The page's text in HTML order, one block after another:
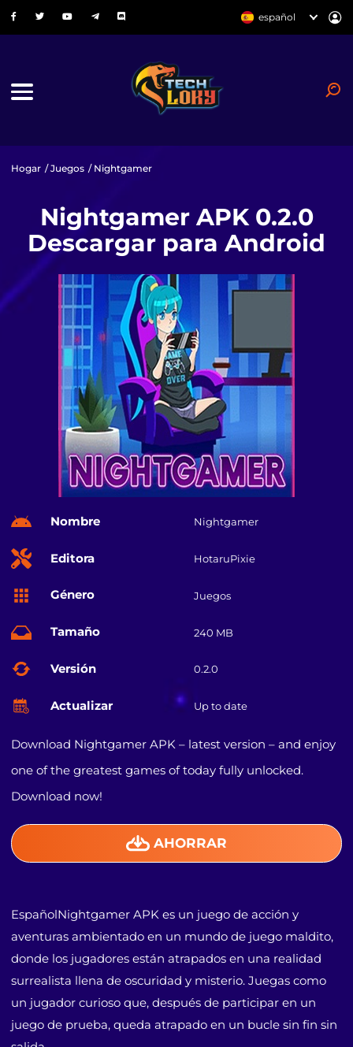
español
Hogar /Juegos / Nightgamer
Nightgamer APK 0.2.0
Descargar para Android
Nombre Nightgamer
Editora HotaruPixie
Género Juegos
Tamaño 240 MB
Versión 0.2.0
Actualizar Up to date
Download Nightgamer APK – latest version – and enjoy
one of the greatest games of today fully unlocked.
Download now!
AHORRAR
EspañolNightgamer APK es un juego de acción y
aventuras ambientado en un mundo de juego maldito,
donde los jugadores están atrapados en una realidad
surrealista llena de oscuridad y misterio. Juegas como
un jugador curioso que, después de participar en un
juego de prueba, queda atrapado en un bucle sin fin sin